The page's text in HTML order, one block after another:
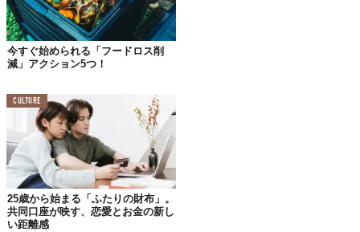
『PONO』
【商品展開】
・green（原材料：ケール／小松菜など、バナナ、レモ
ン）
・blood（原材料：ビーツ、ピオーネ、りんご）
・purple（原材料：紫人参、デコポン、プルーン）
【価格】
3000円（全種類2パックセット計6パック／税抜き 送料込
今すぐ始められる「フードロス削
減」アクション5つ！
CULTURE
25歳から始まる「ふたりの財布」。
共同口座が映す、恋愛とお金の新し
い距離感